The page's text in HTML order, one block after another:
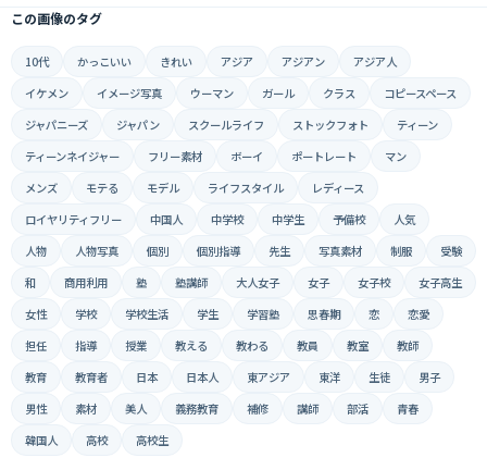
この画像のタグ
10代 かっこいい きれい アジア アジアン
アジア人
イケメン
イメージ写真 ウーマン ガール クラス
コピースペース
ジャパニーズ
ジャパン スクールライフ ストックフォト
ティーン
ティーンネイジャー
フリー素材 ボーイ ポートレート
マン
メンズ
モテる モデル ライフスタイル
レディース
ロイヤリティフリー
中国人 中学校 中学生 予備校
人気
人物
人物写真 個別 個別指導 先生 写真素材 制服
受験
和
商用利用 塾 塾講師 大人女子 女子 女子校
女子高生
女性
学校 学校生活 学生 学習塾 思春期 恋
恋愛
担任
指導 授業 教える 教わる 教員 教室
教師
教育
教育者 日本 日本人 東アジア 東洋 生徒
男子
男性
素材 美人 義務教育 補修 講師 部活
青春
韓国人
高校 高校生